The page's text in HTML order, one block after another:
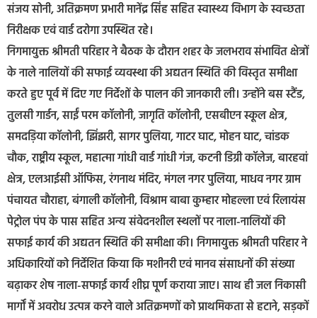
संजय सोनी, अतिक्रमण प्रभारी मानेंद्र सिंह सहित स्वास्थ्य विभाग के स्वच्छता
निरीक्षक एवं वार्ड दरोगा उपस्थित रहे।
निगमायुक्त श्रीमती परिहार ने बैठक के दौरान शहर के जलभराव संभावित क्षेत्रों
के नाले नालियों की सफाई व्यवस्था की अद्यतन स्थिति की विस्तृत समीक्षा
करते हुए पूर्व में दिए गए निर्देशों के पालन की जानकारी ली। उन्होंने बस स्टैंड,
तुलसी गार्डन, साईं परम कॉलोनी, जागृति कॉलोनी, एसबीएन स्कूल क्षेत्र,
समदड़िया कॉलोनी, झिंझरी, सागर पुलिया, गाटर घाट, मोहन घाट, चांडक
चौक, राष्ट्रीय स्कूल, महात्मा गांधी वार्ड गांधी गंज, कटनी डिग्री कॉलेज, बारहवां
क्षेत्र, एलआईसी ऑफिस, रंगनाथ मंदिर, मंगल नगर पुलिया, माधव नगर ग्राम
पंचायत चौराहा, बंगाली कॉलोनी, विश्राम बाबा कुम्हार मोहल्ला एवं रिलायंस
पेट्रोल पंप के पास सहित अन्य संवेदनशील स्थलों पर नाला-नालियों की
सफाई कार्य की अद्यतन स्थिति की समीक्षा की। निगमायुक्त श्रीमती परिहार ने
अधिकारियों को निर्देशित किया कि मशीनरी एवं मानव संसाधनों की संख्या
बढ़ाकर शेष नाला-सफाई कार्य शीघ्र पूर्ण कराया जाए। साथ ही जल निकासी
मार्गों में अवरोध उत्पन्न करने वाले अतिक्रमणों को प्राथमिकता से हटाने, सड़कों